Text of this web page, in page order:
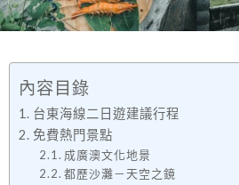
內容目錄
台東海線二日遊建議行程
免費熱門景點
成廣澳文化地景
都歷沙灘－天空之鏡